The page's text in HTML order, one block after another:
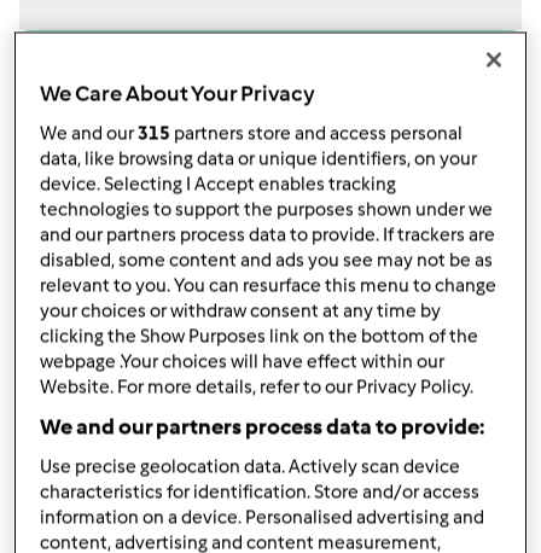
TM 6 TM 5
przezGość
opublikowany: 23/12/21
Dodaj do moich kolekcji
podziel się przepisem
Stwórz wariant
Składniki
ciasto
30gmasło,kawałki masła
We Care About Your Privacy
We and our315 partners store and access personal
data, like browsing data or unique identifiers, on your
device. Selecting I Accept enables tracking
technologies to support the purposes shown under we
and our partners process data to provide. If trackers are
disabled, some content and ads you see may not be as
relevant to you. You can resurface this menu to change
your choices or withdraw consent at any time by
clicking the Show Purposes link on the bottom of the
webpage .Your choices will have effect within our
Website. For more details, refer to our Privacy Policy.
We and our partners process data to provide:
Use precise geolocation data. Actively scan device
characteristics for identification. Store and/or access
information on a device. Personalised advertising and
content, advertising and content measurement,